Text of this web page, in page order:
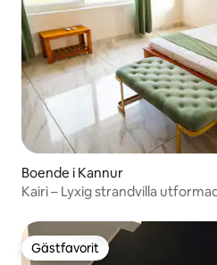
Boende i Kannur
Kairi – Lyxig strandvilla
Gästfavorit
Gästfavorit